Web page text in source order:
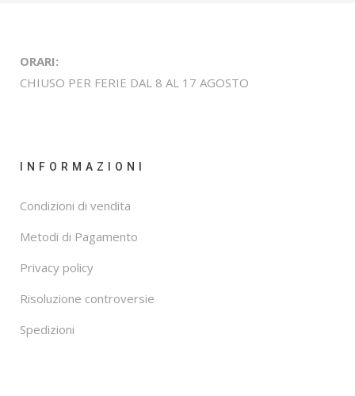
ORARI:
CHIUSO PER FERIE DAL 8 AL 17 AGOSTO
INFORMAZIONI
Condizioni di vendita
Metodi di Pagamento
Privacy policy
Risoluzione controversie
Spedizioni